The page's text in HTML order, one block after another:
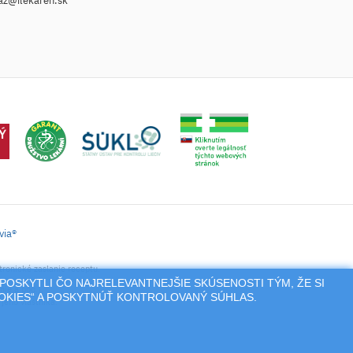
ČO NAJRELEVANTNEJŠIE SKÚSENOSTI TÝM, ŽE SI
A POSKYTNÚŤ KONTROLOVANÝ SÚHLAS.
zaslanie receptu.
a pod.),
vlastníka.